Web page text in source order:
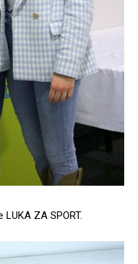
ZA SPORT.